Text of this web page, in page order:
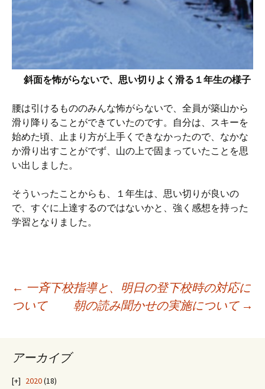
斜面を怖がらないで、思い切りよく滑る１年生の様子
腰は引けるもののみんな怖がらないで、全員が築山から
滑り降りることができていたのです。自分は、スキーを
始めた頃、止まり方が上手くできなかったので、なかな
か滑り出すことがでず、山の上で固まっていたことを思
い出しました。
そういったことからも、１年生は、思い切りが良いの
で、すぐに上達するのではないかと、強く感想を持った
学習となりました。
投
ナ
← 一斉下校指導と、明日の登下校時の対応に
ついて
朝の読み聞かせの実施について →
アーカイブ
2020(18)